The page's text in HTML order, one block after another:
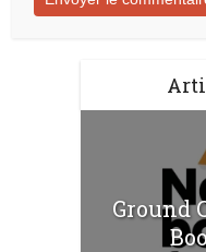
Ground